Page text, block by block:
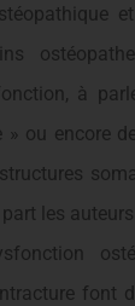
à
» ou encore
part les
font